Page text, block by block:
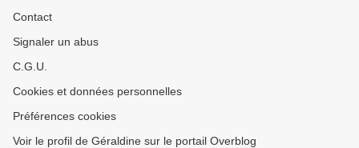
Contact
Signaler un abus
C.G.U.
Cookies et données personnelles
Préférences cookies
Voir le profil de Géraldine sur le portail Overblog